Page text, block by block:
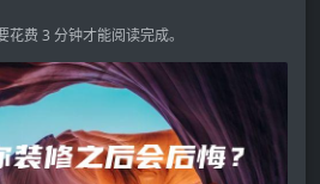
费 3 分钟才能阅读完成。